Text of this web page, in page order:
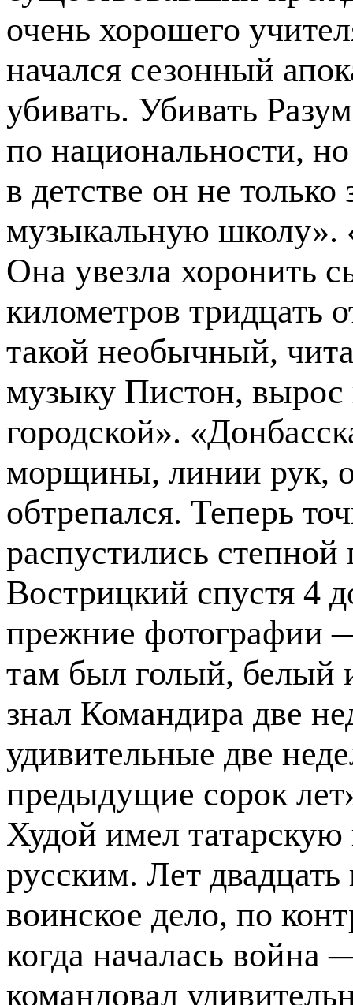
очень хорошего
начался сезонный
убивать. Убивать
по национальности,
в детстве он не
музыкальную школу».
Она увезла хоронить
километров тридцать
такой необычный,
музыку Пистон,
городской».
морщины, линии рук,
обтрепался. Теперь
распустились
Вострицкий спустя 4
прежние фотографии
там был голый, белый
знал Командира две
удивительные две
предыдущие сорок
Худой имел татарскую
русским. Лет
воинское дело, по
когда началась война
командовал